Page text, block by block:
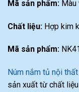
Mã sản phẩm: Màu
Chất liệu: Hợp kim
Mã sản phẩm:
Núm nắm tủ nội
sản xuất từ chất